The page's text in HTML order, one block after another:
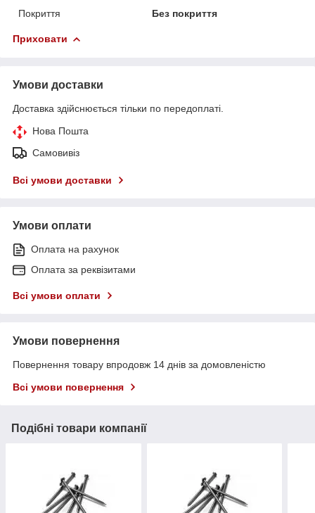
Покриття
Без покриття
Приховати
Умови доставки
Доставка здійснюється тільки по передоплаті.
Нова Пошта
Самовивіз
Всі умови доставки
Умови оплати
Оплата на рахунок
Оплата за реквізитами
Всі умови оплати
Умови повернення
Повернення товару впродовж 14 днів за домовленістю
Всі умови повернення
Подібні товари компанії